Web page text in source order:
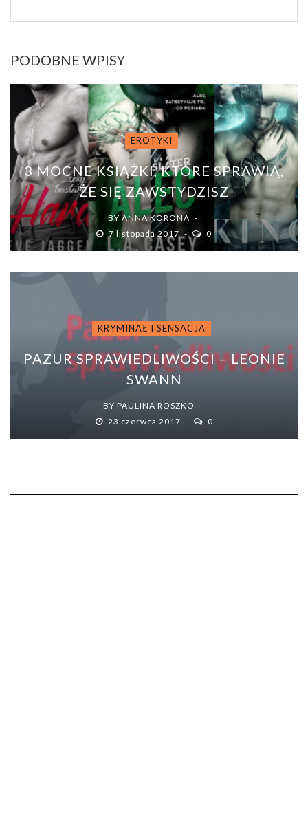
PODOBNE WPISY
EROTYKI
3 MOCNE KSIĄŻKI, KTÓRE SPRAWIĄ,
ŻE SIĘ ZAWSTYDZISZ
BY ANNA KORONA
7 listopada 2017
0
KRYMINAŁ I SENSACJA
PAZUR SPRAWIEDLIWOŚCI – LEONIE
SWANN
BY PAULINA ROSZKO
23 czerwca 2017
0